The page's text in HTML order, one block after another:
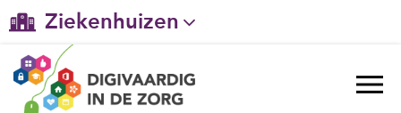
Ziekenhuizen
Gehandicaptenzorg